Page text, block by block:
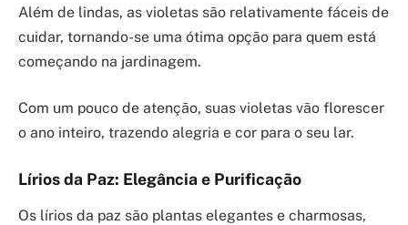
Além de lindas, as violetas são relativamente fáceis de
cuidar, tornando-se uma ótima opção para quem está
começando na jardinagem.
Com um pouco de atenção, suas violetas vão florescer
o ano inteiro, trazendo alegria e cor para o seu lar.
Lírios da Paz: Elegância e Purificação
Os lírios da paz são plantas elegantes e charmosas,